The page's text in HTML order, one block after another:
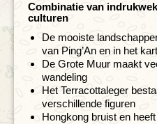
Combinatie van
culturen
De mooiste
van Ping’An en in het
De Grote Muur maakt
wandeling
Het Terracottaleger
verschillende figuren
Hongkong bruist en